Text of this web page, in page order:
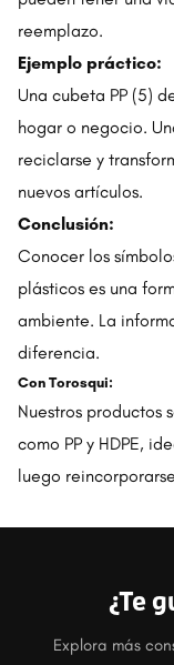
reemplazo.
Ejemplo práctico:
Una cubeta PP (5)
hogar o negocio.
reciclarse y
nuevos artículos.
Conclusión:
Conocer los
plásticos es una
ambiente. La
diferencia.
Con Torosqui:
Nuestros productos
como PP y HDPE,
luego
¿Te
Explora más